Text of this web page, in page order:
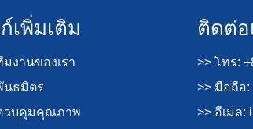
เพิ่มเติม
มงานของเรา
นธมิตร
วบคุมคุณภาพ
ติดต่อ
>> โทร:
>> มือถือ:
>> อีเมล: